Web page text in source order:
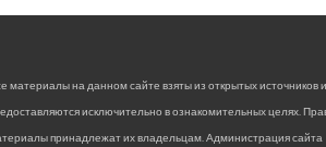
материалы на данном сайте взяты из открытых источников и
исключительно в ознакомительных целях.
принадлежат их владельцам. Администрация сайта